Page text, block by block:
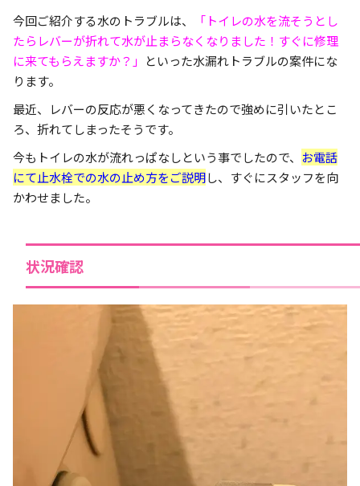
今回ご紹介する水のトラブルは、
「トイレの水を流そうとし
たらレバーが折れて水が止まらなくなりました！すぐに修理
に来てもらえますか？」 といった水漏れトラブルの案件にな
ります。
最近、レバーの反応が悪くなってきたので強めに引いたとこ
ろ、折れてしまったそうです。
今もトイレの水が流れっぱなしという事でしたので、 お電話
にて止水栓での水の止め方をご説明し、すぐにスタッフを向
かわせました。
状況確認